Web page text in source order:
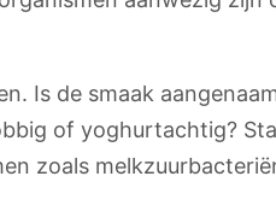
Is de smaak
of yoghurtachtig?
zoals